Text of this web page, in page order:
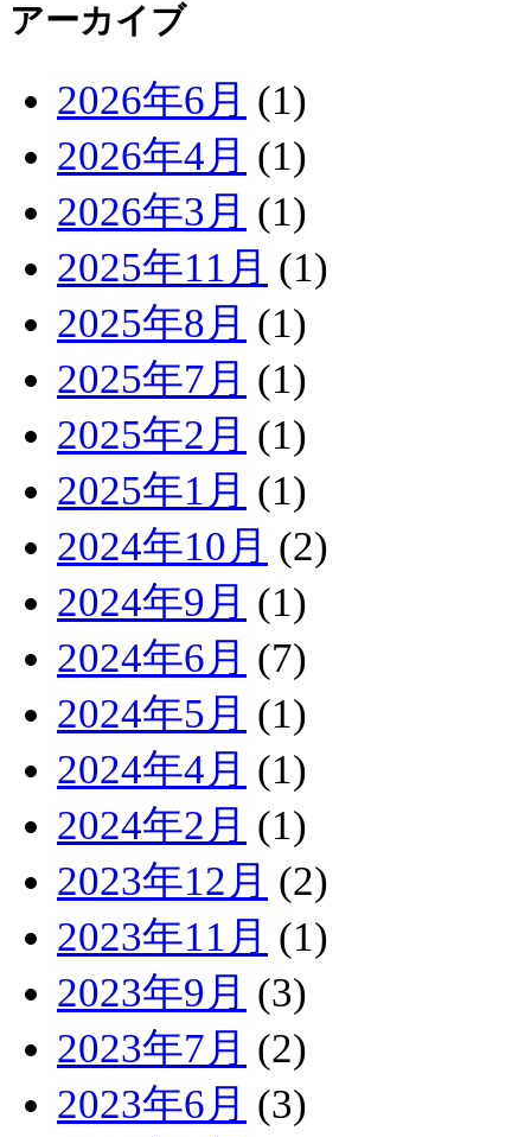
アーカイブ
2026年6月 (1)
2026年4月 (1)
2026年3月 (1)
2025年11月 (1)
2025年8月 (1)
2025年7月 (1)
2025年2月 (1)
2025年1月 (1)
2024年10月 (2)
2024年9月 (1)
2024年6月 (7)
2024年5月 (1)
2024年4月 (1)
2024年2月 (1)
2023年12月 (2)
2023年11月 (1)
2023年9月 (3)
2023年7月 (2)
2023年6月 (3)